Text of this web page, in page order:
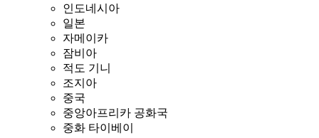
인도네시아
일본
자메이카
잠비아
적도 기니
조지아
중국
중앙아프리카 공화국
중화 타이베이